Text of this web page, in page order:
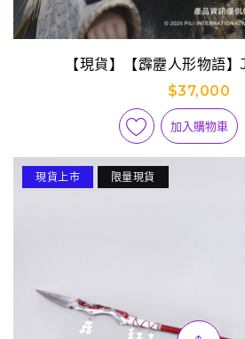
【現貨】【霹靂人形物語
$37,000
加入購物車
現貨上市 限量現貨